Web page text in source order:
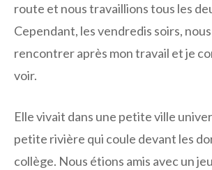
route et nous travaillions tous les
Cependant, les vendredis soirs,
rencontrer après mon travail et je
voir.
Elle vivait dans une petite ville
petite rivière qui coule devant les
collège. Nous étions amis avec un